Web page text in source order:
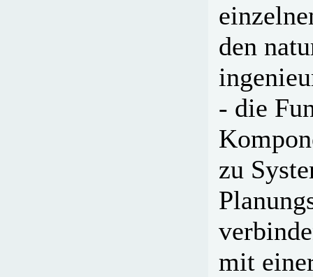
den
- die
zu
mit